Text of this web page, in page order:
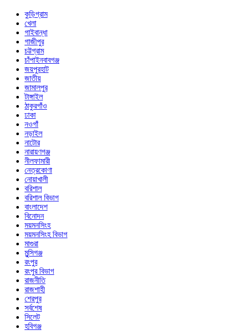
কুড়িগ্রাম
খেলা
গাইবান্ধা
গাজীপুর
চট্টগ্রাম
চাঁপাইনবাবগঞ্জ
জয়পুরহাট
জাতীয়
জামালপুর
টাঙ্গাইল
ঠাকুরগাঁও
ঢাকা
নওগাঁ
নড়াইল
নাটোর
নারায়ণগঞ্জ
নীলফামারী
নেত্রকোণা
নোয়াখালী
বরিশাল
বরিশাল বিভাগ
বাংলাদেশ
বিনোদন
ময়মনসিংহ
ময়মনসিংহ বিভাগ
মাগুরা
মুন্সিগঞ্জ
রংপুর
রংপুর বিভাগ
রাজনীতি
রাজশাহী
শেরপুর
সর্বশেষ
সিলেট
হবিগঞ্জ